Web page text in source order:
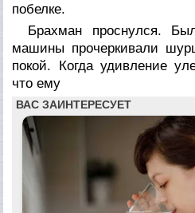
побелке.
Брахман проснулся.
машины прочеркивали
покой. Когда удивление
что ему